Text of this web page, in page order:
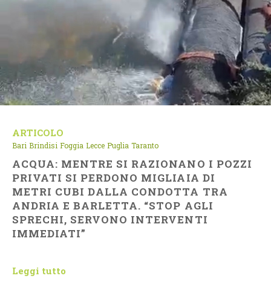
ARTICOLO
Bari Brindisi Foggia Lecce Puglia Taranto
ACQUA: MENTRE SI RAZIONANO I POZZI
PRIVATI SI PERDONO MIGLIAIA DI
METRI CUBI DALLA CONDOTTA TRA
ANDRIA E BARLETTA. “STOP AGLI
SPRECHI, SERVONO INTERVENTI
IMMEDIATI”
Leggi tutto